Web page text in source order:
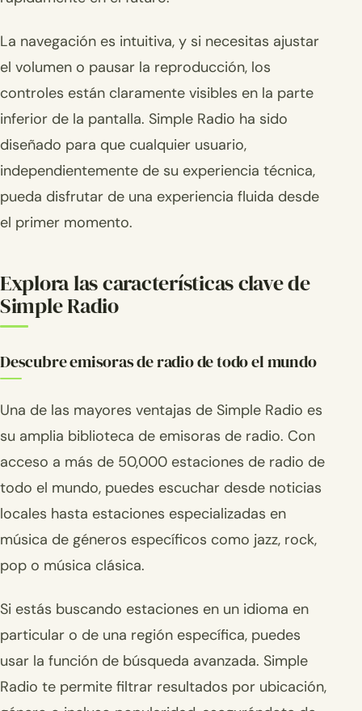
La navegación es intuitiva, y si necesitas ajustar
el volumen o pausar la reproducción, los
controles están claramente visibles en la parte
inferior de la pantalla. Simple Radio ha sido
diseñado para que cualquier usuario,
independientemente de su experiencia técnica,
pueda disfrutar de una experiencia fluida desde
el primer momento.
Explora las características clave de
Simple Radio
Descubre emisoras de radio de todo el mundo
Una de las mayores ventajas de Simple Radio es
su amplia biblioteca de emisoras de radio. Con
acceso a más de 50,000 estaciones de radio de
todo el mundo, puedes escuchar desde noticias
locales hasta estaciones especializadas en
música de géneros específicos como jazz, rock,
pop o música clásica.
Si estás buscando estaciones en un idioma en
particular o de una región específica, puedes
usar la función de búsqueda avanzada. Simple
Radio te permite filtrar resultados por ubicación,